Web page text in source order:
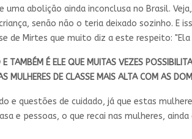
abolição ainda inconclusa no Brasil.
senão não o teria deixado sozinho. E
Mirtes que muito diz a este respeito:
É ELE QUE MUITAS VEZES
MULHERES DE CLASSE MAIS ALTA COM AS
e questões de cuidado, já que estas
e pessoas, o que recai nas mulheres,